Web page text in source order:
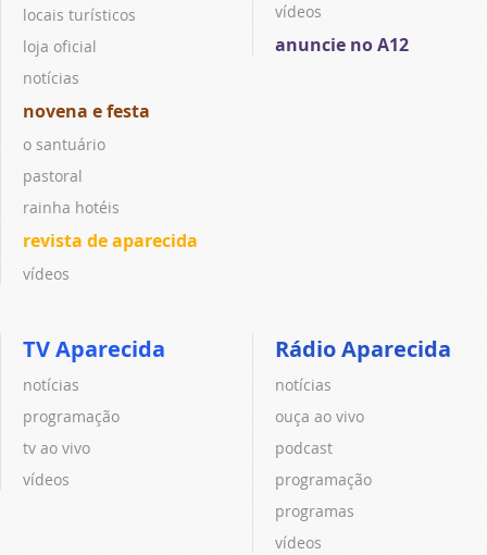
locais turísticos
loja oficial
notícias
novena e festa
o santuário
pastoral
rainha hotéis
revista de aparecida
vídeos
vídeos
anuncie no A12
TV Aparecida
notícias
programação
tv ao vivo
vídeos
Rádio Aparecida
notícias
ouça ao vivo
podcast
programação
programas
vídeos